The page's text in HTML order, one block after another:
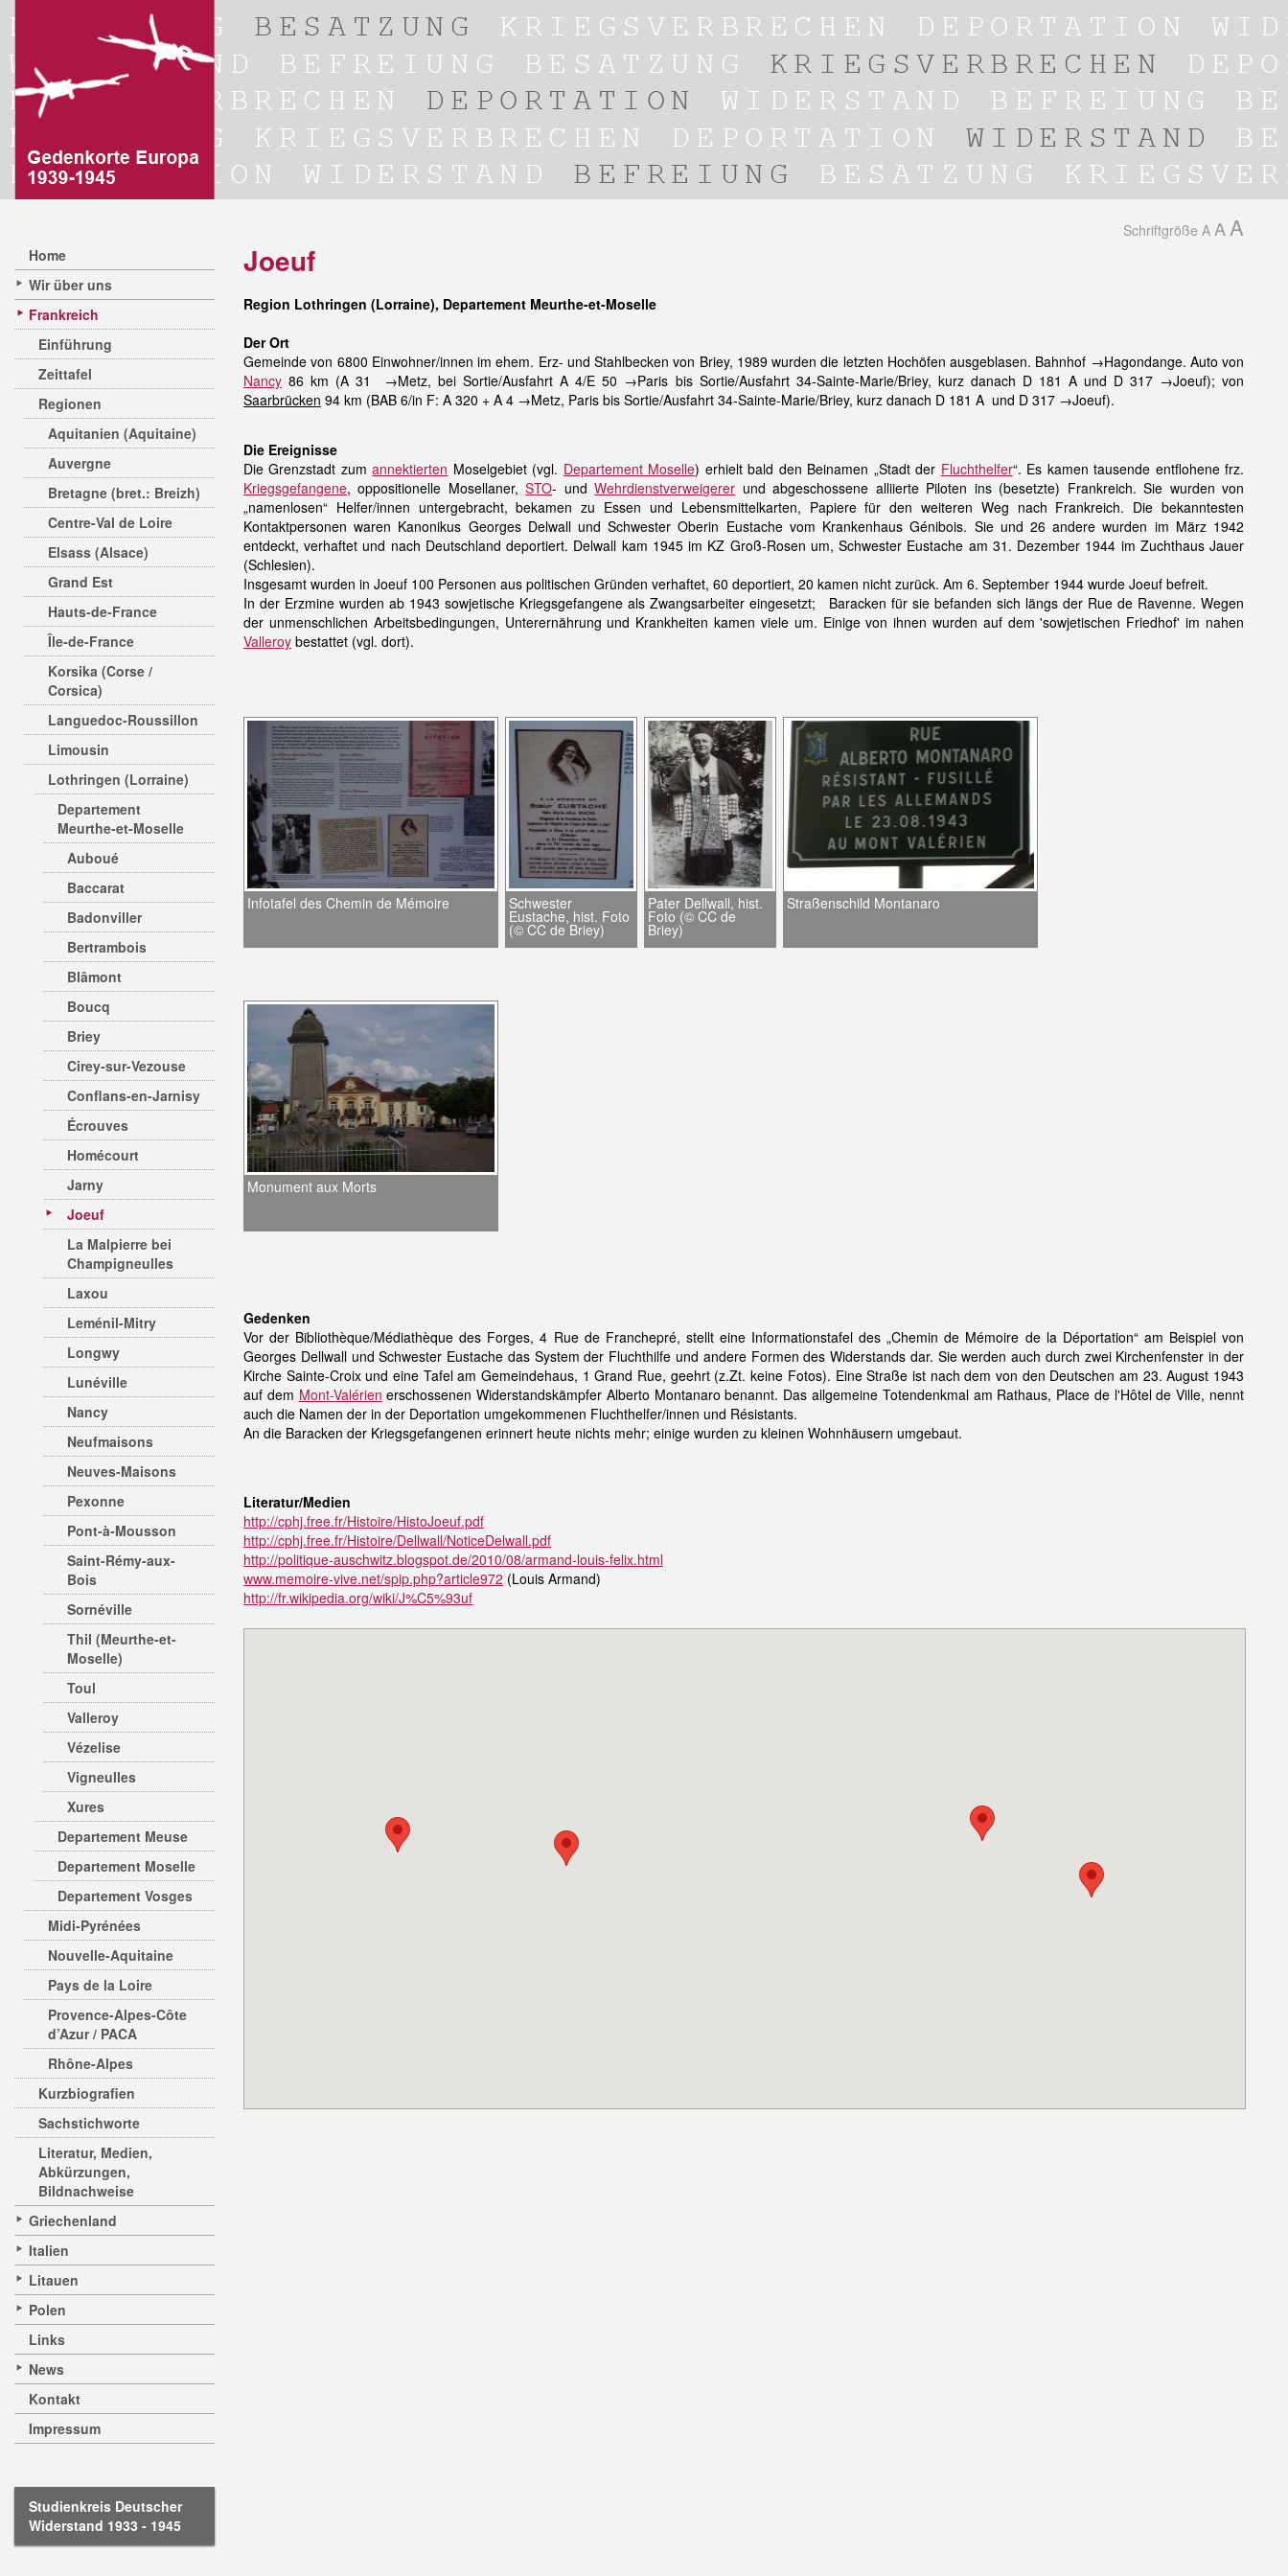
Home
Wir über uns
Frankreich
Einführung
Zeittafel
Regionen
Aquitanien (Aquitaine)
Auvergne
Bretagne (bret.: Breizh)
Centre-Val de Loire
Elsass (Alsace)
Grand Est
Hauts-de-France
Île-de-France
Korsika (Corse /
Corsica)
Languedoc-Roussillon
Limousin
Lothringen (Lorraine)
Departement
Meurthe-et-Moselle
Auboué
Baccarat
Badonviller
Bertrambois
Blâmont
Boucq
Briey
Cirey-sur-Vezouse
Conflans-en-Jarnisy
Écrouves
Homécourt
Jarny
Joeuf
La Malpierre bei
Champigneulles
Laxou
Leménil-Mitry
Longwy
Lunéville
Nancy
Neufmaisons
Neuves-Maisons
Pexonne
Pont-à-Mousson
Saint-Rémy-aux-
Bois
Sornéville
Thil (Meurthe-et-
Moselle)
Toul
Valleroy
Vézelise
Vigneulles
Xures
Departement Meuse
Departement Moselle
Departement Vosges
Midi-Pyrénées
Nouvelle-Aquitaine
Pays de la Loire
Provence-Alpes-Côte
d’Azur / PACA
Rhône-Alpes
Kurzbiografien
Sachstichworte
Literatur, Medien,
Abkürzungen,
Bildnachweise
Griechenland
Italien
Litauen
Polen
Links
News
Kontakt
Impressum
Studienkreis Deutscher
Widerstand 1933 - 1945
Schriftgröße A A A
Joeuf
Region Lothringen (Lorraine), Departement Meurthe-et-Moselle
Der Ort
Gemeinde von 6800 Einwohner/innen im ehem. Erz- und Stahlbecken von Briey, 1989 wurden die letzten Hochöfen ausgeblasen. Bahnhof →Hagondange. Auto von
Nancy 86 km (A 31 →Metz, bei Sortie/Ausfahrt A 4/E 50 →Paris bis Sortie/Ausfahrt 34-Sainte-Marie/Briey, kurz danach D 181 A und D 317 →Joeuf); von
Saarbrücken 94 km (BAB 6/in F: A 320 + A 4 →Metz, Paris bis Sortie/Ausfahrt 34-Sainte-Marie/Briey, kurz danach D 181 A und D 317 →Joeuf).
Die Ereignisse
Die Grenzstadt zumannektierten Moselgebiet (vgl. Departement Moselle) erhielt bald den Beinamen „Stadt der Fluchthelfer“. Es kamen tausende entflohene frz.
Kriegsgefangene, oppositionelle Mosellaner,STO- undWehrdienstverweigerer und abgeschossene alliierte Piloten ins (besetzte) Frankreich. Sie wurden von
„namenlosen“ Helfer/innen untergebracht, bekamen zu Essen und Lebensmittelkarten, Papiere für den weiteren Weg nach Frankreich. Die bekanntesten
Kontaktpersonen waren Kanonikus Georges Delwall und Schwester Oberin Eustache vom Krankenhaus Génibois. Sie und 26 andere wurden im März 1942
entdeckt, verhaftet und nach Deutschland deportiert. Delwall kam 1945 im KZ Groß-Rosen um, Schwester Eustache am 31. Dezember 1944 im Zuchthaus Jauer
(Schlesien).
Insgesamt wurden in Joeuf 100 Personen aus politischen Gründen verhaftet, 60 deportiert, 20 kamen nicht zurück. Am 6. September 1944 wurde Joeuf befreit.
In der Erzmine wurden ab 1943 sowjetische Kriegsgefangene als Zwangsarbeiter eingesetzt; Baracken für sie befanden sich längs der Rue de Ravenne. Wegen
der unmenschlichen Arbeitsbedingungen, Unterernährung und Krankheiten kamen viele um. Einige von ihnen wurden auf dem 'sowjetischen Friedhof' im nahen
Valleroy bestattet (vgl. dort).
Infotafel des Chemin de Mémoire Schwester
Eustache, hist. Foto
(© CC de Briey)
Pater Dellwall, hist.
Foto (© CC de
Briey)
Straßenschild Montanaro
Monument aux Morts
Gedenken
Vor der Bibliothèque/Médiathèque des Forges, 4 Rue de Franchepré, stellt eine Informationstafel des „Chemin de Mémoire de la Déportation“ am Beispiel von
Georges Dellwall und Schwester Eustache das System der Fluchthilfe und andere Formen des Widerstands dar. Sie werden auch durch zwei Kirchenfenster in der
Kirche Sainte-Croix und eine Tafel am Gemeindehaus, 1 Grand Rue, geehrt (z.Zt. keine Fotos). Eine Straße ist nach dem von den Deutschen am 23. August 1943
auf dem Mont-Valérien erschossenen Widerstandskämpfer Alberto Montanaro benannt. Das allgemeine Totendenkmal am Rathaus, Place de l'Hôtel de Ville, nennt
auch die Namen der in der Deportation umgekommenen Fluchthelfer/innen und Résistants.
An die Baracken der Kriegsgefangenen erinnert heute nichts mehr; einige wurden zu kleinen Wohnhäusern umgebaut.
Literatur/Medien
http://cphj.free.fr/Histoire/HistoJoeuf.pdf
http://cphj.free.fr/Histoire/Dellwall/NoticeDelwall.pdf
http://politique-auschwitz.blogspot.de/2010/08/armand-louis-felix.html
www.memoire-vive.net/spip.php?article972 (Louis Armand)
http://fr.wikipedia.org/wiki/J%C5%93uf